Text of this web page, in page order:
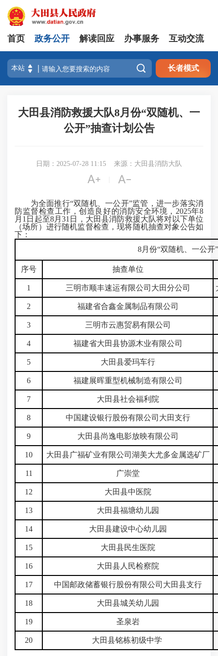
首页 政务公开 解读回应 办事服务 互动交流
 长者模式
大田县消防救援大队8月份“双随机、一
公开”抽查计划公告
日期：2025-07-28 11:15 来源：大田县消防大队
 
为全面推行“双随机、一公开”监管，进一步落实消
防监督检查工作，创造良好的消防安全环境，2025年8
月1日起至8月31日
，大田县消防救援大队将对以下单位
（场所）进行随机监督检查，现将随机抽查对象公告如
下：
8月份“双随机、一公开
序号 抽查单位
1 三明市顺丰速运有限公司大田分公司
2 福建省合鑫金属制品有限公司
3 三明市云惠贸易有限公司
4 福建省大田县协源木业有限公司
5 大田县爱玛车行
6 福建展晖重型机械制造有限公司
7 大田县社会福利院
8 中国建设银行股份有限公司大田支行
9 大田县尚逸电影放映有限公司
10 大田县广福矿业有限公司湖美大尤多金属选矿厂
11 广崇堂
12 大田县中医院
13 大田县福塘幼儿园
14 大田县建设中心幼儿园
15 大田县民生医院
16 大田县人民检察院
17 中国邮政储蓄银行股份有限公司大田县支行
18 大田县城关幼儿园
19 圣泉岩
20 大田县铭栋初级中学